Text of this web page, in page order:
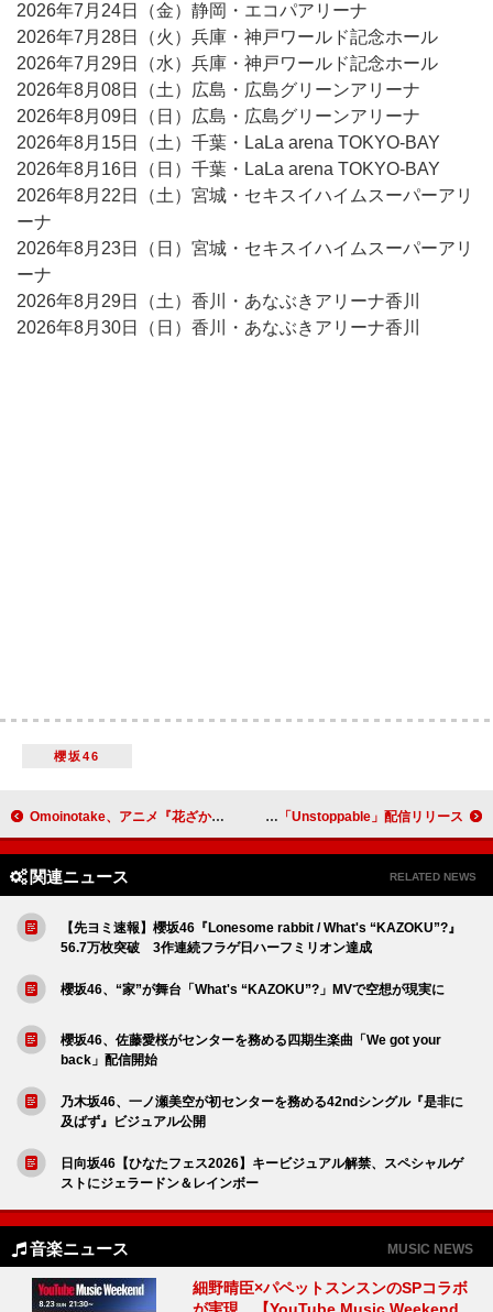
2026年7月24日（金）静岡・エコパアリーナ
2026年7月28日（火）兵庫・神戸ワールド記念ホール
2026年7月29日（水）兵庫・神戸ワールド記念ホール
2026年8月08日（土）広島・広島グリーンアリーナ
2026年8月09日（日）広島・広島グリーンアリーナ
2026年8月15日（土）千葉・LaLa arena TOKYO-BAY
2026年8月16日（日）千葉・LaLa arena TOKYO-BAY
2026年8月22日（土）宮城・セキスイハイムスーパーアリ
ーナ
2026年8月23日（日）宮城・セキスイハイムスーパーアリ
ーナ
2026年8月29日（土）香川・あなぶきアリーナ香川
2026年8月30日（日）香川・あなぶきアリーナ香川
櫻坂46
Omoinotake、アニメ『花ざかりの君たちへ』第2期OP＆EDテーマを配信リリース MONKEY MAJIK×川西拓実（JO1）のコラボ曲「Unstoppable」配信リリース
関連ニュース RELATED NEWS
【先ヨミ速報】櫻坂46『Lonesome rabbit / What's “KAZOKU”?』
56.7万枚突破 3作連続フラゲ日ハーフミリオン達成
櫻坂46、“家”が舞台「What's “KAZOKU”?」MVで空想が現実に
櫻坂46、佐藤愛桜がセンターを務める四期生楽曲「We got your
back」配信開始
乃木坂46、一ノ瀬美空が初センターを務める42ndシングル『是非に
及ばず』ビジュアル公開
日向坂46【ひなたフェス2026】キービジュアル解禁、スペシャルゲ
ストにジェラードン＆レインボー
音楽ニュース MUSIC NEWS
細野晴臣×パペットスンスンのSPコラボ